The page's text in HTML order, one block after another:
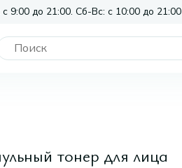
9:00 до 21:00. Сб-Вс: с 10:00 до 21:00
тонер для лица